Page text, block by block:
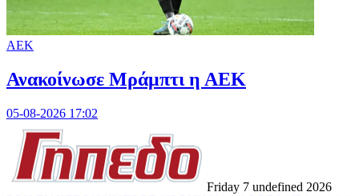
ΑΕΚ
Ανακοίνωσε Μράμπτι η ΑΕΚ
05-08-2026 17:02
Friday 7 undefined 2026